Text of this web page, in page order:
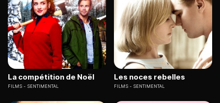
La compétition de Noël
FILMS SENTIMENTAL
Les noces rebelles
FILMS SENTIMENTAL